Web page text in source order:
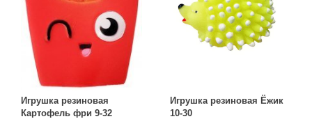
Игрушка резиновая
Картофель фри 9-32
Игрушка резиновая Ёжик
10-30